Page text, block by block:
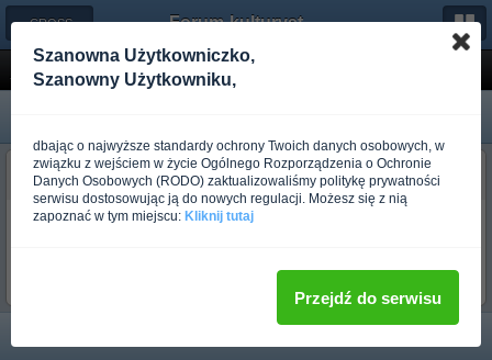
← CROSS-BUDO Forum-kulturystyka.pl
jo i bokken w Szczecinie
budo_soma
Ponad rok temu
W niedzielę 17.09. planuję trening w Lasku Arkońskim o godz. 10.00 .
Szanowna Użytkowniczko,
Szanowny Użytkowniku,
dbając o najwyższe standardy ochrony Twoich danych osobowych, w
związku z wejściem w życie Ogólnego Rozporządzenia o Ochronie
Danych Osobowych (RODO) zaktualizowaliśmy politykę prywatności
serwisu dostosowując ją do nowych regulacji. Możesz się z nią
zapoznać w tym miejscu: Kliknij tutaj
Przejdź do serwisu